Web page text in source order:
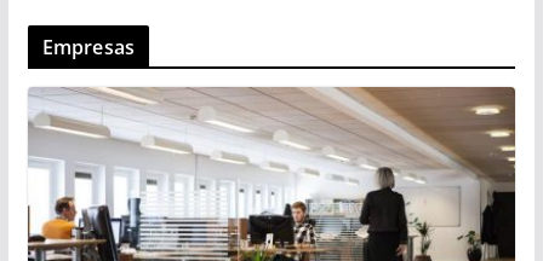
Empresas